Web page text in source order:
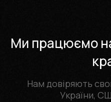
Ми працюємо
Нам довіряють
України,